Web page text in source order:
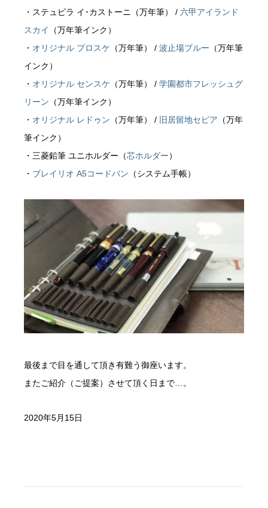
・ステュピラ イ･カストーニ（万年筆） / 六甲アイランド
スカイ
（万年筆インク）
・ オリジナル プロスケ （万年筆） / 波止場ブルー （万年筆
インク）
・ オリジナル センスケ （万年筆） / 学園都市フレッシュグ
リーン （万年筆インク）
・ オリジナル レドゥン （万年筆） / 旧居留地セピア （万年
筆インク）
・三菱鉛筆 ユニホルダー（芯ホルダー）
・ ブレイリオ A5コードバン （システム手帳）
最後まで目を通して頂き有難う御座います。
またご紹介（ご提案）させて頂く日まで…。
2020年5月15日